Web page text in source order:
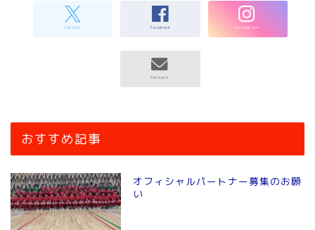
おすすめ記事
オフィシャルパートナー募集のお願
い